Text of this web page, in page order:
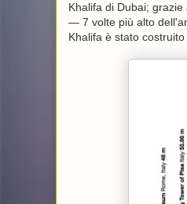
Khalifa di Dubai;
— 7 volte più alto
Khalifa è stato